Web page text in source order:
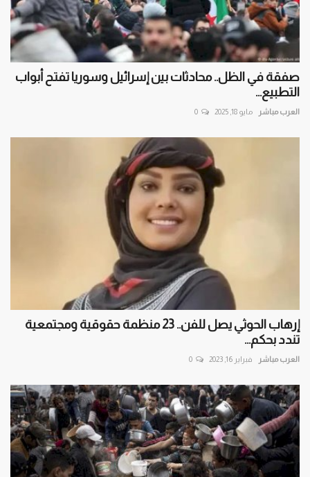
صفقة في الظل.. محادثات بين إسرائيل وسوريا تفتح أبواب
التطبيع...
العرب مباشر مايو 18, 2025 0
إرهاب الحوثي يصل للفن.. 23 منظمة حقوقية ومجتمعية
تندد بحكم...
العرب مباشر فبراير 16, 2023 0